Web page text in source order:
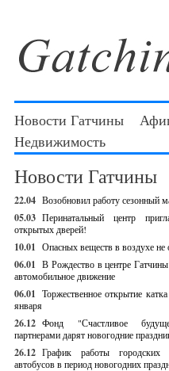
Новости Гатчины
Недвижимость
Новости Гатчины
22.04 Возобновил работу сезонный
05.03 Перинатальный центр
открытых дверей!
10.01 Опасных веществ в воздухе не
06.01 В Рождество в центре
автомобильное движение
06.01 Торжественное открытие
января
26.12 Фонд "Счастливое
партнерами дарят новогодние
26.12 График работы городских
автобусов в период новогодних